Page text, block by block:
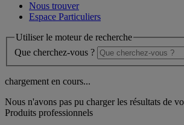
Nous trouver
Espace Particuliers
Utiliser le moteur de recherche
Que cherchez-vous ?
chargement en cours...
Nous n'avons pas pu charger les résultats de
Produits professionnels